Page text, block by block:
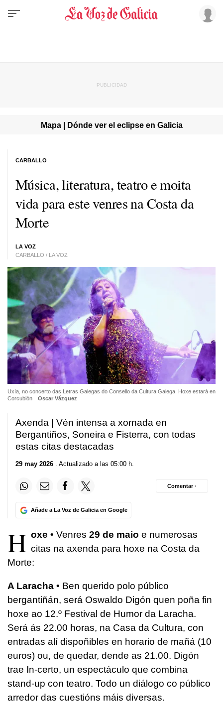
Mapa | Dónde ver el eclipse en Galicia
Música, literatura, teatro e moita
vida para este venres na Costa da
Morte
LA VOZ
CARBALLO / LA VOZ
CARBALLO
Uxía, no concerto das Letras Galegas do Consello da Cultura Galega. Hoxe estará en
Corcubión
Oscar Vázquez
Axenda | Vén intensa a xornada en
Bergantiños, Soneira e Fisterra, con todas
estas citas destacadas
29 may 2026 . Actualizado a las 05:00 h.
Añade a La Voz de Galicia en Google
Comentar ·
H oxe • Venres 29 de maio e numerosas
citas na axenda para hoxe na Costa da
Morte:
A Laracha • Ben querido polo público
bergantiñán, será Oswaldo Digón quen poña fin
hoxe ao 12.º Festival de Humor da Laracha.
Será ás 22.00 horas, na Casa da Cultura, con
entradas alí dispoñibles en horario de mañá (10
euros) ou, de quedar, dende as 21.00. Digón
trae In-certo, un espectáculo que combina
stand-up con teatro. Todo un diálogo co público
arredor das cuestións máis diversas.